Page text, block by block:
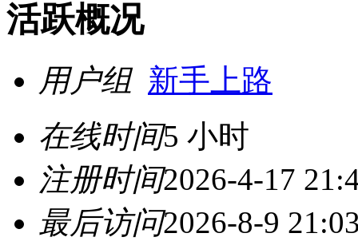
活跃概况
用户组 新手上路
在线时间5 小时
注册时间2026-4-17
最后访问2026-8-9